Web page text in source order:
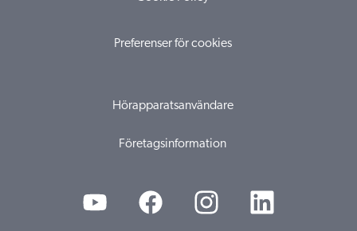
Preferenser för cookies
Hörapparatsanvändare
Företagsinformation